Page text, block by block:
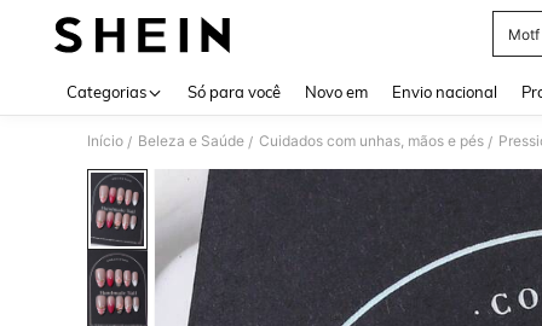
Motf
Categorias Só para você Novo em Envio nacional
Início / Beleza e Saúde / Cuidados com unhas, mãos e pés /